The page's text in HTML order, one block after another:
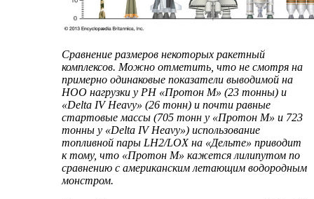
Сравнение размеров некоторых ракетный
комплексов. Можно отметить, что не смотря на
примерно одинаковые показатели выводимой на
НОО нагрузки у РН «Протон М» (23 тонны) и
«Delta IV Heavy» (26 тонн) и почти равные
стартовые массы (705 тонн у «Протон М» и 723
тонны у «Delta IV Heavy») использование
топливной пары LH2/LOX на «Дельте» приводит
к тому, что «Протон М» кажется лилипутом по
сравнению с американским летающим водородным
монстром.